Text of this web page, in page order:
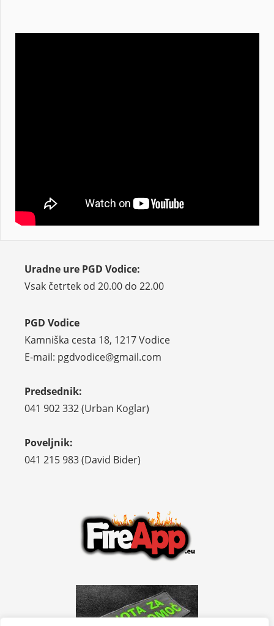
Uradne ure PGD Vodice:
Vsak četrtek od 20.00 do 22.00
PGD Vodice
Kamniška cesta 18, 1217 Vodice
E-mail: pgdvodice@gmail.com
Predsednik:
041 902 332 (Urban Koglar)
Poveljnik:
041 215 983 (David Bider)